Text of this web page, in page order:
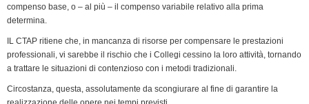
compenso base, o – al più – il compenso variabile relativo alla prima
determina.
IL CTAP ritiene che, in mancanza di risorse per compensare le prestazioni
professionali, vi sarebbe il rischio che i Collegi cessino la loro attività, tornando
a trattare le situazioni di contenzioso con i metodi tradizionali.
Circostanza, questa, assolutamente da scongiurare al fine di garantire la